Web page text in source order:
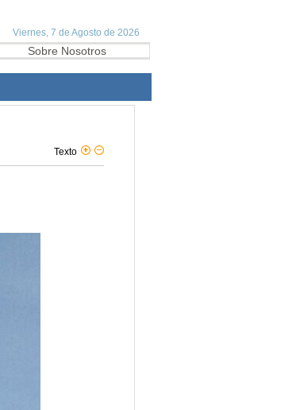
Texto